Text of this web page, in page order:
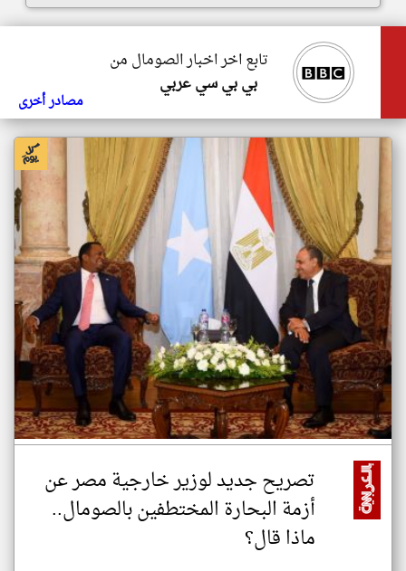
تابع اخر اخبار الصومال من
بي بي سي عربي
مصادر أخرى
تصريح جديد لوزير خارجية مصر عن
أزمة البحارة المختطفين بالصومال..
ماذا قال؟